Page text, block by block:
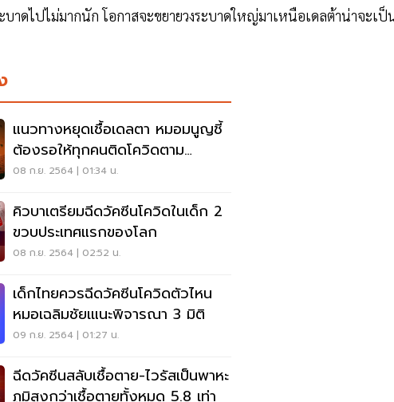
ดไปไม่มากนัก โอกาสจะขยายวงระบาดใหญ่มาเหนือเดลต้าน่าจะเป็
แนวทางหยุดเชื้อเดลตา หมอมนูญชี้
ต้องรอให้ทุกคนติดโควิดตาม
ธรรมชาติ
08 ก.ย. 2564 | 01:34 น.
คิวบาเตรียมฉีดวัคซีนโควิดในเด็ก 2
ขวบประเทศแรกของโลก
08 ก.ย. 2564 | 02:52 น.
เด็กไทยควรฉีดวัคซีนโควิดตัวไหน
หมอเฉลิมชัยเแนะพิจารณา 3 มิติ
09 ก.ย. 2564 | 01:27 น.
ฉีดวัคซีนสลับเชื้อตาย-ไวรัสเป็นพาหะ
ภูมิสูงกว่าเชื้อตายทั้งหมด 5.8 เท่า